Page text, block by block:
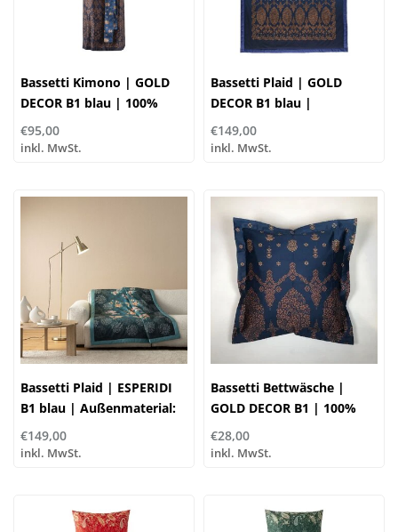
Bassetti Kimono | GOLD
DECOR B1 blau | 100%
Baumwolle
€95,00
inkl. MwSt.
Bassetti Plaid | GOLD
DECOR B1 blau |
Außenmaterial: 100%
Baumwolle, Füllung: 100%
€149,00
inkl. MwSt.
Bassetti Plaid | ESPERIDI
B1 blau | Außenmaterial:
100% Baumwolle, Füllung:
100% Polyester
€149,00
inkl. MwSt.
Bassetti Bettwäsche |
GOLD DECOR B1 | 100%
Baumwolle
€28,00
inkl. MwSt.